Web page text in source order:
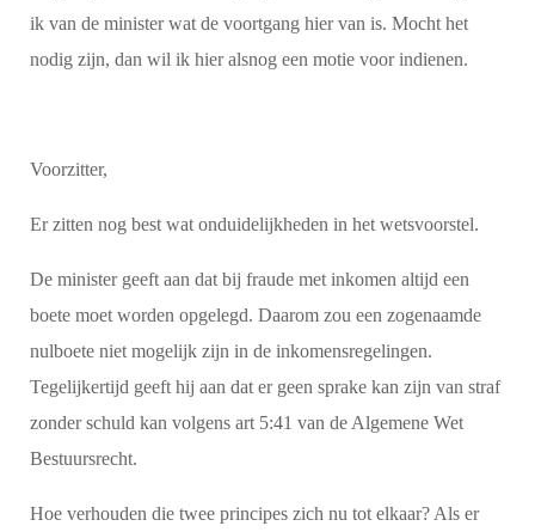
ik van de minister wat de voortgang hier van is. Mocht het
nodig zijn, dan wil ik hier alsnog een motie voor indienen.
Voorzitter,
Er zitten nog best wat onduidelijkheden in het wetsvoorstel.
De minister geeft aan dat bij fraude met inkomen altijd een
boete moet worden opgelegd. Daarom zou een zogenaamde
nulboete niet mogelijk zijn in de inkomensregelingen.
Tegelijkertijd geeft hij aan dat er geen sprake kan zijn van straf
zonder schuld kan volgens art 5:41 van de Algemene Wet
Bestuursrecht.
Hoe verhouden die twee principes zich nu tot elkaar? Als er